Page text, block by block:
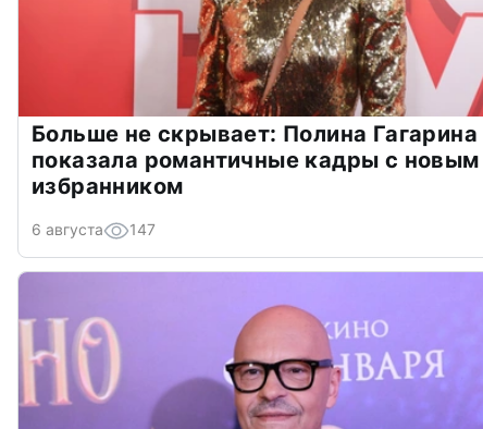
Больше не скрывает: Полина Гагарина
показала романтичные кадры с новым
избранником
6 августа 147